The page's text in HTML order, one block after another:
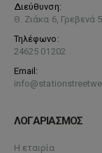
Διεύθυνση:
Θ. Ζιάκα 6, Γρεβενά
Τηλέφωνο:
24625 01202
Email:
ΛΟΓΑΡΙΑΣΜΟΣ
Η εταιρία